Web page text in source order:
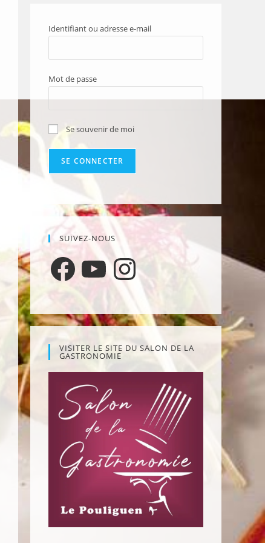
Identifiant ou adresse e-mail
Mot de passe
Se souvenir de moi
SUIVEZ-NOUS
FacebookYouTube Instagram
VISITER LE SITE DU SALON DE LA
GASTRONOMIE